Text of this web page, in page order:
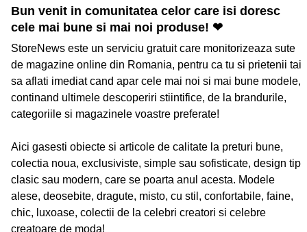
Bun venit in comunitatea celor care isi doresc
cele mai bune si mai noi produse! ❤
StoreNews este un serviciu gratuit care monitorizeaza sute
de magazine online din Romania, pentru ca tu si prietenii tai
sa aflati imediat cand apar cele mai noi si mai bune modele,
continand ultimele descoperiri stiintifice, de la brandurile,
categoriile si magazinele voastre preferate!
Aici gasesti obiecte si articole de calitate la preturi bune,
colectia noua, exclusiviste, simple sau sofisticate, design tip
clasic sau modern, care se poarta anul acesta. Modele
alese, deosebite, dragute, misto, cu stil, confortabile, faine,
chic, luxoase, colectii de la celebri creatori si celebre
creatoare de moda!